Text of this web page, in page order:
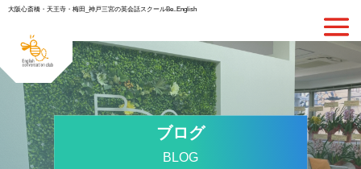
大阪心斎橋・天王寺・梅田_神戸三宮の英会話スクールBe..English
ブログ
BLOG